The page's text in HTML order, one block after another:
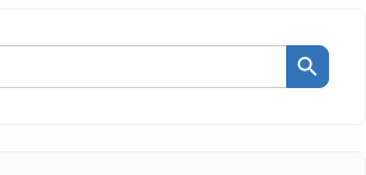
Search Button